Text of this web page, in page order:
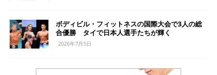
ボディビル・フィットネスの国際大会で3人の総
合優勝 タイで日本人選手たちが輝く
2026年7月5日